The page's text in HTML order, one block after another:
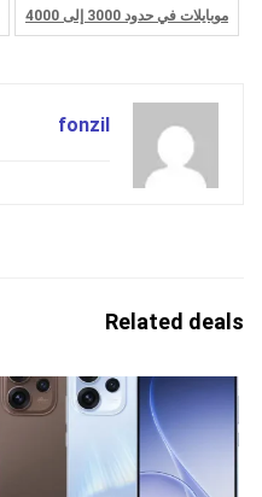
موبايلات في حدود 3000 إلى 4000
fonzil
Related deals